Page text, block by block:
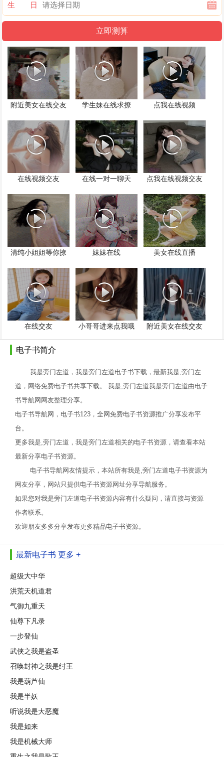
生 日
附近美女在线交友 学生妹在线求撩 点我在线视频
在线视频交友 在线一对一聊天 点我在线视频交友
清纯小姐姐等你撩 妹妹在线 美女在线直播
在线交友 小哥哥进来点我哦 附近美女在线交友
电子书简介
我是旁门左道，我是旁门左道电子书下载，最新我是,旁门左
道，网络免费电子书共享下载。 我是,旁门左道我是旁门左道由电子
书导航网网友整理分享。
电子书导航网，电子书123，全网免费电子书资源推广分享发布平
台。
更多我是,旁门左道，我是旁门左道相关的电子书资源，请查看本站
最新分享电子书资源。
电子书导航网友情提示，本站所有我是,旁门左道电子书资源为
网友分享，网站只提供电子书资源网址分享导航服务。
如果您对我是旁门左道电子书资源内容有什么疑问，请直接与资源
作者联系。
欢迎朋友多多分享发布更多精品电子书资源。
最新电子书 更多 +
超级大中华
洪荒天机道君
气御九重天
仙尊下凡录
一步登仙
武侠之我是盗圣
召唤封神之我是纣王
我是葫芦仙
我是半妖
听说我是大恶魔
我是如来
我是机械大师